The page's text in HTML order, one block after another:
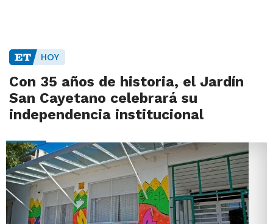
HOY
Con 35 años de historia, el Jardín
San Cayetano celebrará su
independencia institucional